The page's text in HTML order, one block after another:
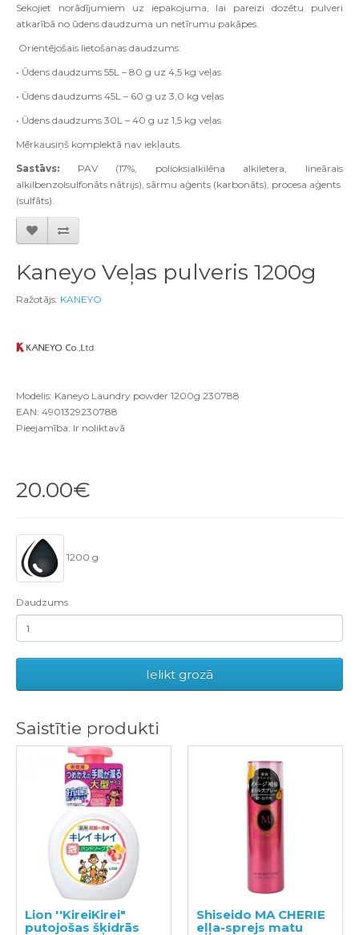
Sekojiet norādījumiem uz iepakojuma, lai pareizi dozētu pulveri
atkarībā no ūdens daudzuma un netīrumu pakāpes.
Orientējošais lietošanas daudzums:
• Ūdens daudzums 55L – 80 g uz 4,5 kg veļas
• Ūdens daudzums 45L – 60 g uz 3,0 kg veļas
• Ūdens daudzums 30L – 40 g uz 1,5 kg veļas
Mērkausiņš komplektā nav iekļauts.
Sastāvs: PAV (17%, polioksialkilēna alkiletera, lineārais
alkilbenzolsulfonāts nātrijs), sārmu aģents (karbonāts), procesa aģents
(sulfāts).
Kaneyo Veļas pulveris 1200g
Ražotājs: KANEYO
Modelis: Kaneyo Laundry powder 1200g 230788
EAN: 4901329230788
Pieejamība: Ir noliktavā
20.00€
1200 g
Daudzums
Ielikt grozā
Saistītie produkti
Lion ''KireiKirei"
putojošas šķidrās
Shiseido MA CHERIE
eļļa-sprejs matu